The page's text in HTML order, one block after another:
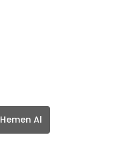
Hemen Al